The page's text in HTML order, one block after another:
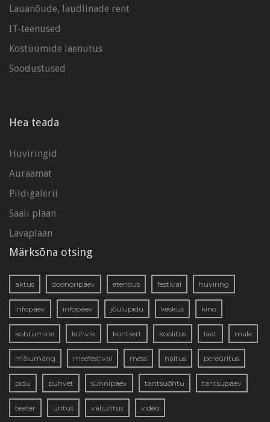
Lauanõude, laudlinade rent
IT-teenused
Kostüümide laenutus
Soodustused
Hea teada
Huviringid
Auraamat
Pildigalerii
Saali plaan
Lavaplaan
Märksõna otsing
aktus doonoripäev etendus festival huviring
infopäev infopäev jõulupidu keskus kino
kohtumine kohvik kontsert koolitus laat male
mälumäng meefestival mess näitus pereüritus
pidu puhvet sünnipäev tantsuõhtu tantsupäev
teater üritus väliüritus video